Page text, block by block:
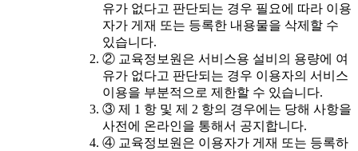
유가 없다고 판단되는 경우 필요에 따라 이용
자가 게재 또는 등록한 내용물을 삭제할 수
있습니다.
② 교육정보원은 서비스용 설비의 용량에 여
유가 없다고 판단되는 경우 이용자의 서비스
이용을 부분적으로 제한할 수 있습니다.
③ 제 1 항 및 제 2 항의 경우에는 당해 사항을
사전에 온라인을 통해서 공지합니다.
④ 교육정보원은 이용자가 게재 또는 등록하